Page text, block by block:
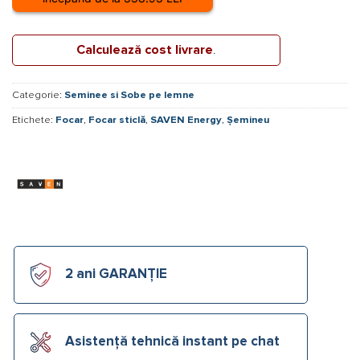
Calculează cost livrare.
Categorie: Seminee si Sobe pe lemne
Etichete: Focar, Focar sticlă, SAVEN Energy, Șemineu
2 ani GARANȚIE
Asistență tehnică instant pe chat